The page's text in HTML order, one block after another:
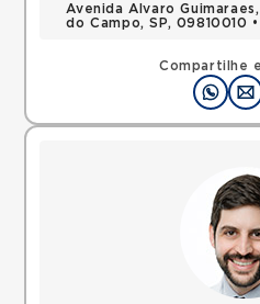
Compartilhe
Avenida Alvaro
do Campo, SP, 09810010 •